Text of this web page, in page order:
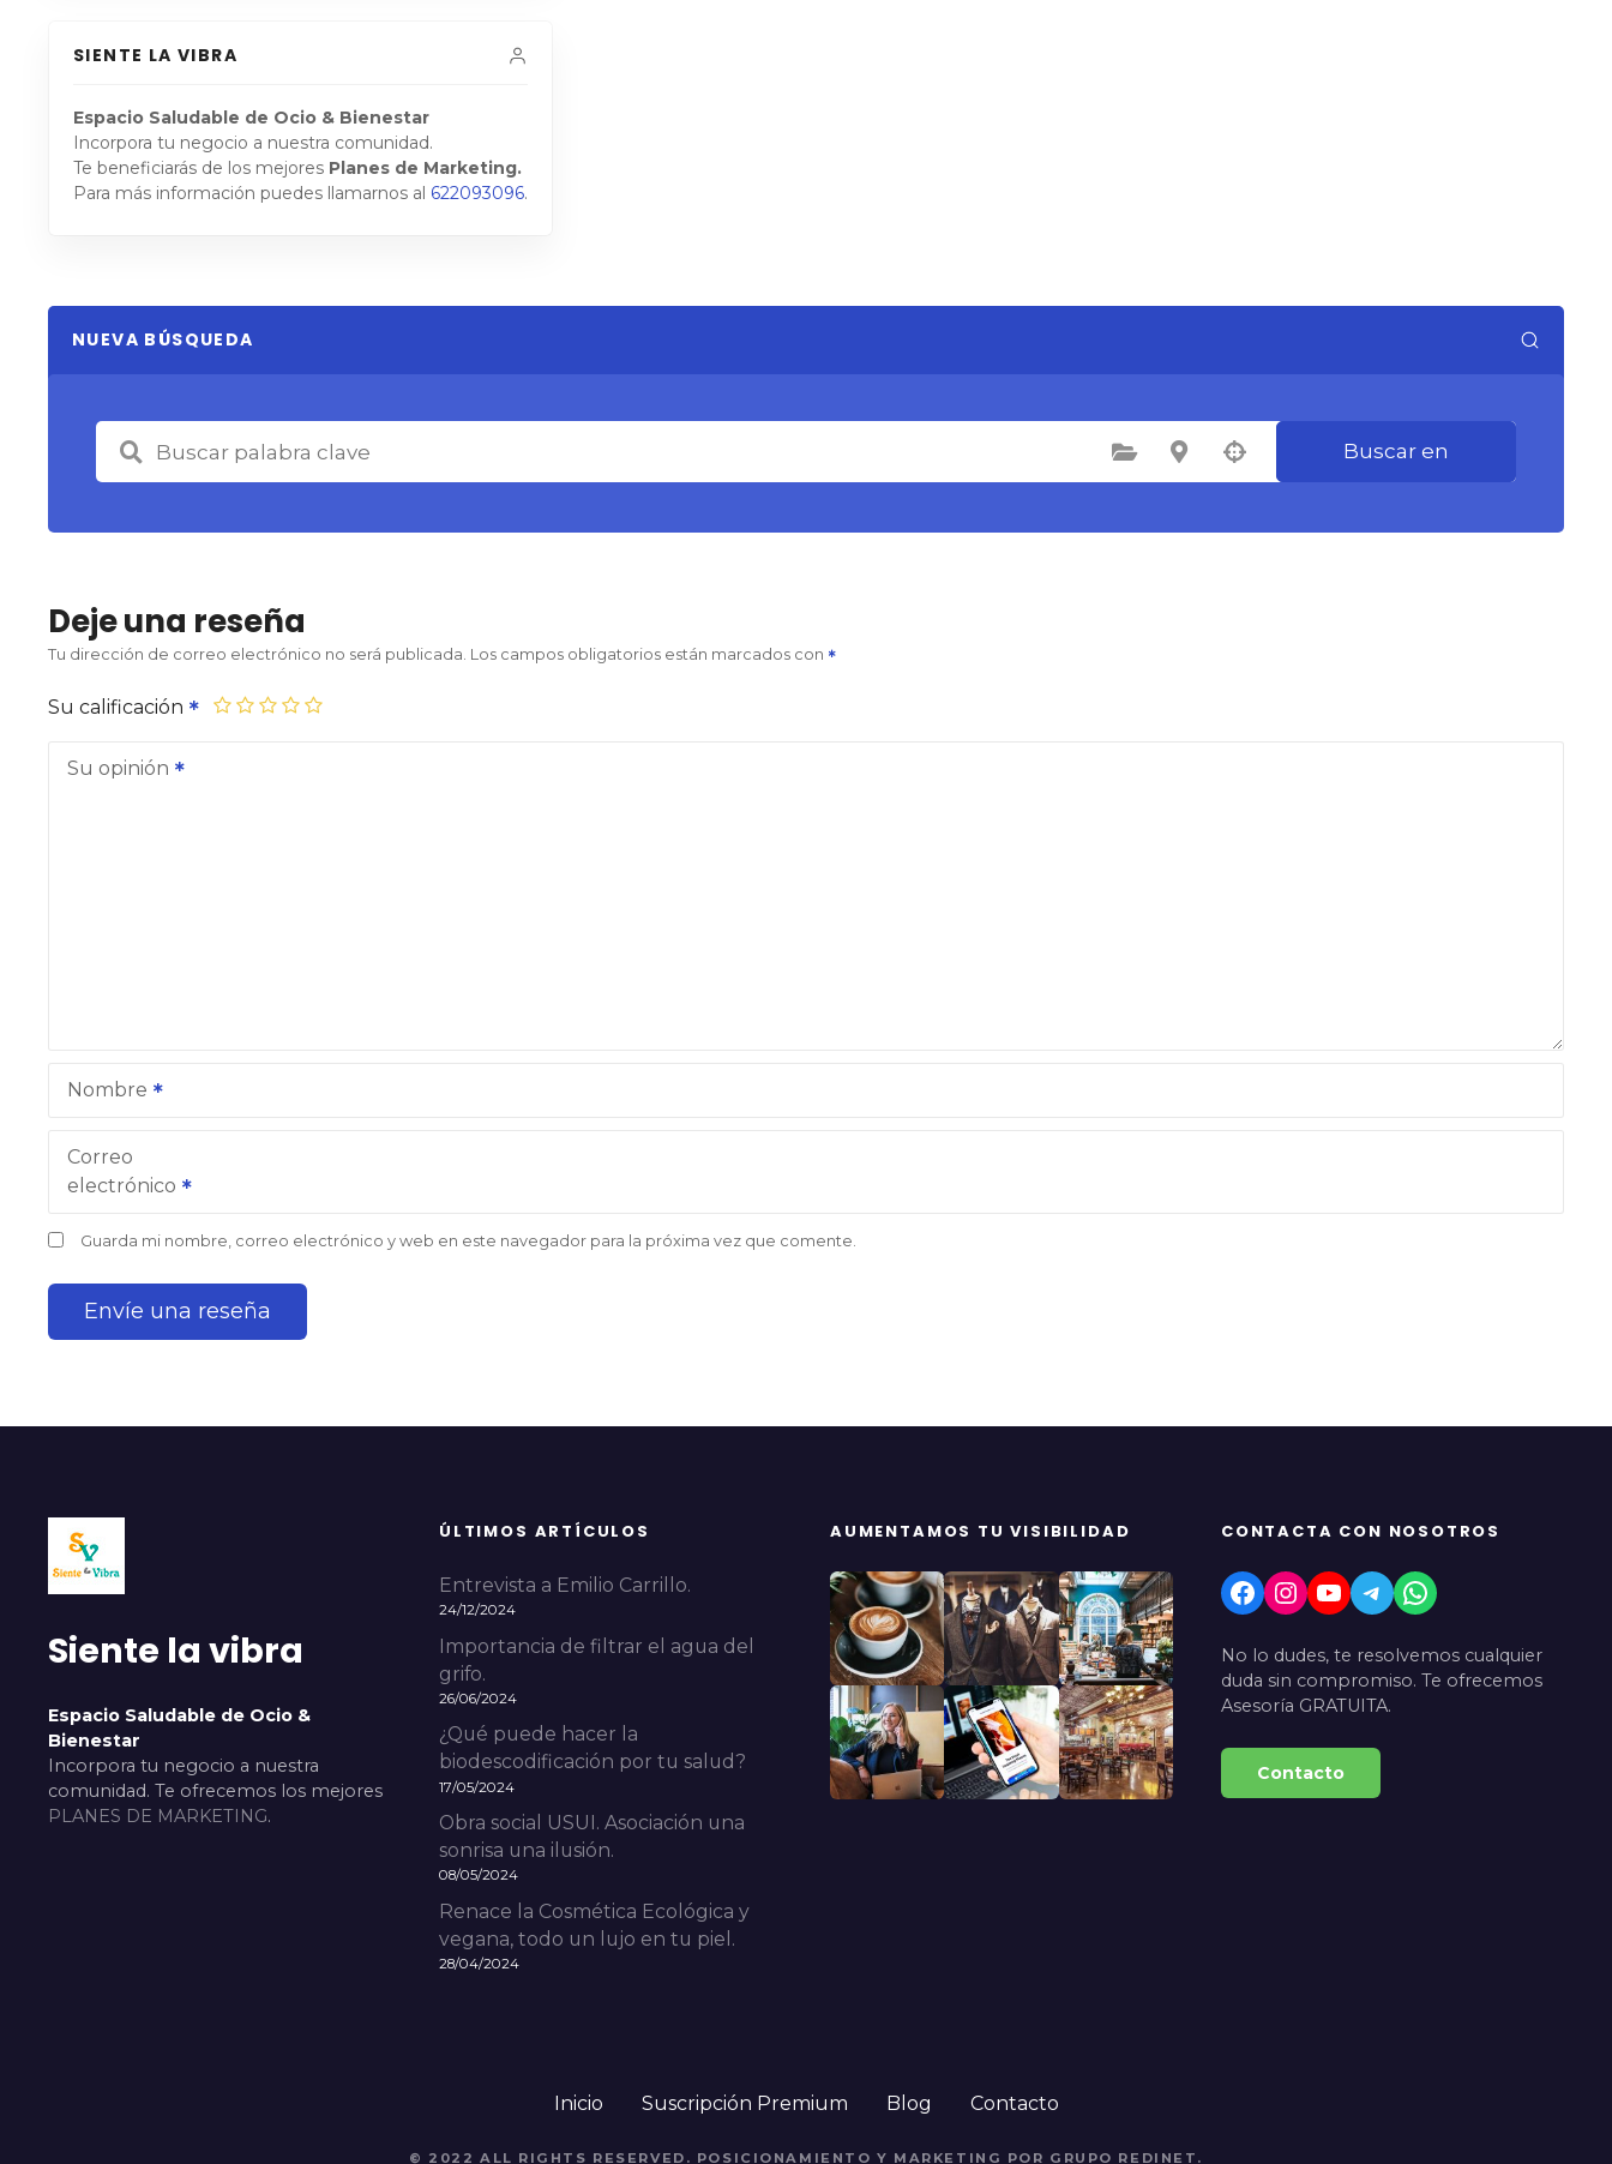
SIENTE LA VIBRA
Espacio Saludable de Ocio & Bienestar
Incorpora tu negocio a nuestra comunidad.
Te beneficiarás de los mejores Planes de Marketing.
Para más información puedes llamarnos al 622093096.
NUEVA BÚSQUEDA
Seleccione la categoría Seleccione la ubicación Buscar en
Deje una reseña
Tu dirección de correo electrónico no será publicada. Los campos obligatorios están marcados con
Su calificación
Su opinión
Nombre
Correo
electrónico
Guarda mi nombre, correo electrónico y web en este navegador para la próxima vez que comente.
Siente la vibra
Espacio Saludable de Ocio &
Bienestar
Incorpora tu negocio a nuestra
comunidad. Te ofrecemos los mejores
PLANES DE MARKETING.
ÚLTIMOS ARTÍCULOS
Entrevista a Emilio Carrillo.
24/12/2024
Importancia de filtrar el agua del
grifo.
26/06/2024
¿Qué puede hacer la
biodescodificación por tu salud?
17/05/2024
Obra social USUI. Asociación una
sonrisa una ilusión.
08/05/2024
Renace la Cosmética Ecológica y
vegana, todo un lujo en tu piel.
28/04/2024
AUMENTAMOS TU VISIBILIDAD CONTACTA CON NOSOTROS
Facebook Instagram YouTube Telegram WhatsApp
No lo dudes, te resolvemos cualquier
duda sin compromiso. Te ofrecemos
Asesoría GRATUITA.
Contacto
Inicio Suscripción Premium Blog Contacto
© 2022 ALL RIGHTS RESERVED. POSICIONAMIENTO Y MARKETING POR GRUPO REDINET.